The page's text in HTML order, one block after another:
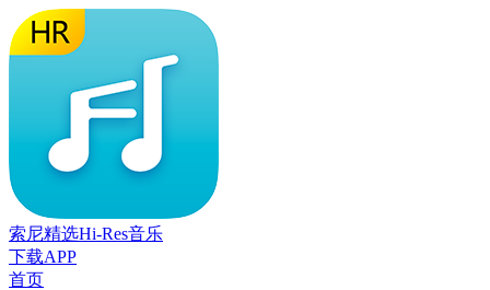
索尼精选Hi-Res音乐
下载APP
首页